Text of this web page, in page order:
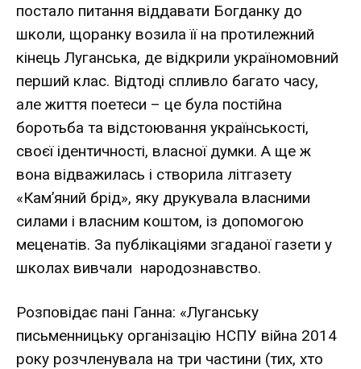
постало питання віддавати Богданку до
школи, щоранку возила її на протилежний
кінець Луганська, де відкрили україномовний
перший клас. Відтоді спливло багато часу,
але життя поетеси – це була постійна
боротьба та відстоювання українськості,
своєї ідентичності, власної думки. А ще ж
вона відважилась і створила літгазету
«Кам’яний брід», яку друкувала власними
силами і власним коштом, із допомогою
меценатів. За публікаціями згаданої газети у
школах вивчали народознавство.
Розповідає пані Ганна: «Луганську
письменницьку організацію НСПУ війна 2014
року розчленувала на три частини (тих, хто